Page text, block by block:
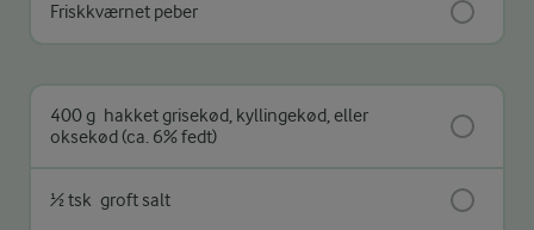
Friskkværnet peber
400 g hakket grisekød, kyllingekød, eller
oksekød (ca. 6% fedt)
½ tsk groft salt